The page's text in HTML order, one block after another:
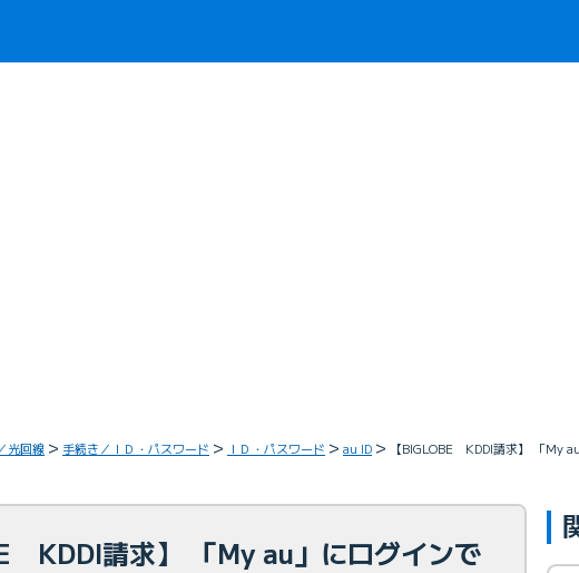
光回線 手続き／ＩＤ・パスワード ＩＤ・パスワード au ID 【BIGLOBE KDDI請求】 「My
KDDI請求】 「My au」にログインで